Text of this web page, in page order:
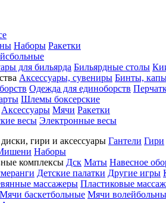
Наборы Ракетки
для бильярда Бильярдные столы
Аксессуары, сувениры Бинты,
Одежда для единоборств
Шлемы боксерские
Аксессуары Мячи Ракетки
весы Электронные весы
гири и аксессуары Гантели Гири
Наборы
комплексы Дск Маты Навесное
Детские палатки Другие игры
массажеры Пластиковые
Мячи баскетбольные Мячи